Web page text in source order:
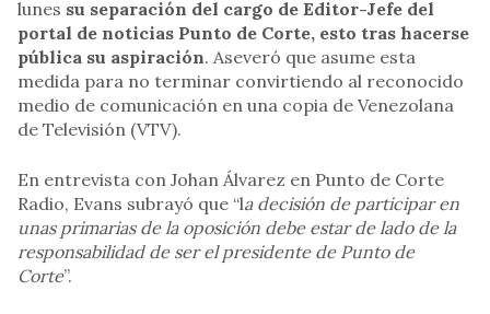
lunes su separación del cargo de Editor-Jefe del
portal de noticias Punto de Corte, esto tras hacerse
pública su aspiración. Aseveró que asume esta
medida para no terminar convirtiendo al reconocido
medio de comunicación en una copia de Venezolana
de Televisión (VTV).
En entrevista con Johan Álvarez en Punto de Corte
Radio, Evans subrayó que “la decisión de participar en
unas primarias de la oposición debe estar de lado de la
responsabilidad de ser el presidente de Punto de
Corte”.